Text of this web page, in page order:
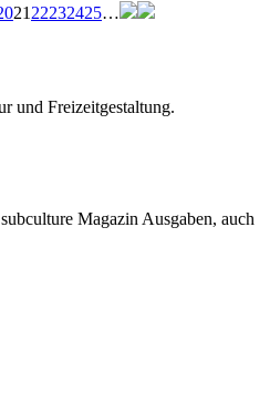
21 22232425…
und Freizeitgestaltung.
Magazin Ausgaben, auch